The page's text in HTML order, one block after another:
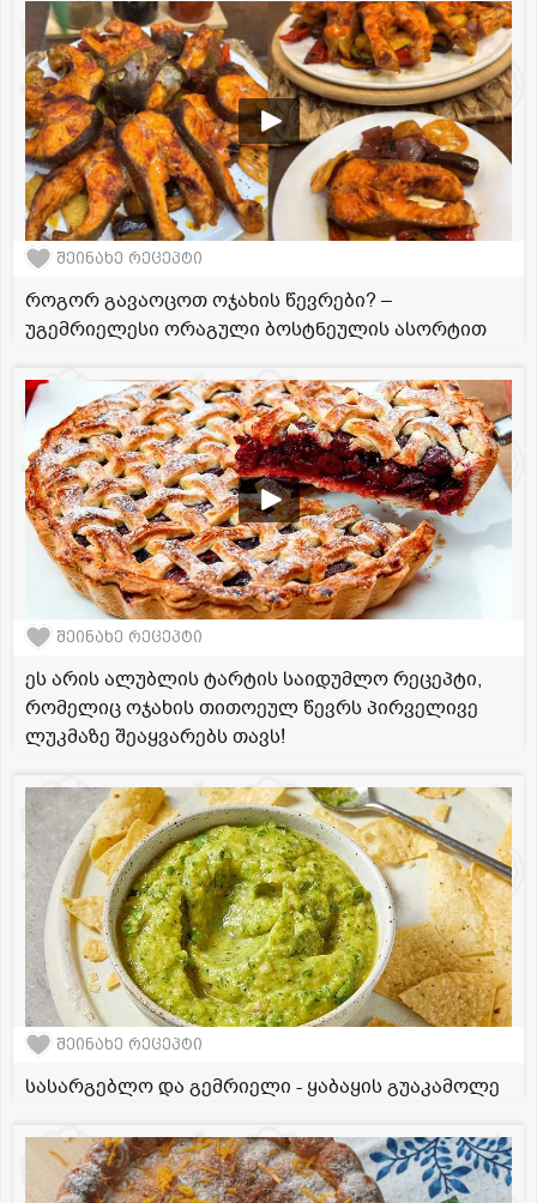
შეინახე რეცეპტი
როგორ გავაოცოთ ოჯახის წევრები? –
უგემრიელესი ორაგული ბოსტნეულის ასორტით
შეინახე რეცეპტი
ეს არის ალუბლის ტარტის საიდუმლო რეცეპტი,
რომელიც ოჯახის თითოეულ წევრს პირველივე
ლუკმაზე შეაყვარებს თავს!
შეინახე რეცეპტი
სასარგებლო და გემრიელი - ყაბაყის გუაკამოლე